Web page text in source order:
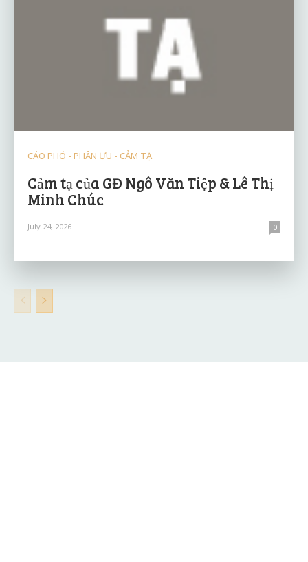
CÁO PHÓ - PHÂN ƯU - CẢM TẠ
Cảm tạ của GĐ Ngô Văn Tiệp & Lê Thị
Minh Chúc
July 24, 2026 0